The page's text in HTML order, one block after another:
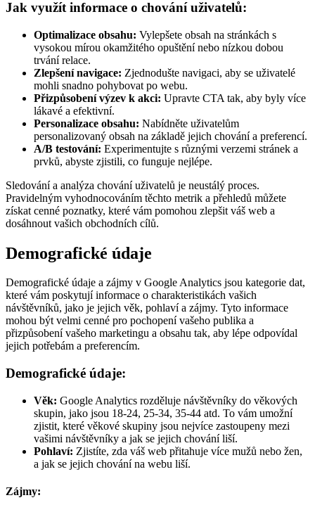
Jak využít informace o chování uživatelů:
Optimalizace obsahu: Vylepšete obsah na stránkách s
vysokou mírou okamžitého opuštění nebo nízkou dobou
trvání relace.
Zlepšení navigace: Zjednodušte navigaci, aby se uživatelé
mohli snadno pohybovat po webu.
Přizpůsobení výzev k akci: Upravte CTA tak, aby byly více
lákavé a efektivní.
Personalizace obsahu: Nabídněte uživatelům
personalizovaný obsah na základě jejich chování a preferencí.
A/B testování: Experimentujte s různými verzemi stránek a
prvků, abyste zjistili, co funguje nejlépe.
Sledování a analýza chování uživatelů je neustálý proces.
Pravidelným vyhodnocováním těchto metrik a přehledů můžete
získat cenné poznatky, které vám pomohou zlepšit váš web a
dosáhnout vašich obchodních cílů.
Demografické údaje
Demografické údaje a zájmy v Google Analytics jsou kategorie dat,
které vám poskytují informace o charakteristikách vašich
návštěvníků, jako je jejich věk, pohlaví a zájmy. Tyto informace
mohou být velmi cenné pro pochopení vašeho publika a
přizpůsobení vašeho marketingu a obsahu tak, aby lépe odpovídal
jejich potřebám a preferencím.
Demografické údaje:
Věk: Google Analytics rozděluje návštěvníky do věkových
skupin, jako jsou 18-24, 25-34, 35-44 atd. To vám umožní
zjistit, které věkové skupiny jsou nejvíce zastoupeny mezi
vašimi návštěvníky a jak se jejich chování liší.
Pohlaví: Zjistíte, zda váš web přitahuje více mužů nebo žen,
a jak se jejich chování na webu liší.
Zájmy: